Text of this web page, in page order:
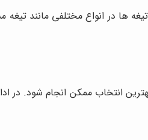
انتخاب ممکن انجام شود. در